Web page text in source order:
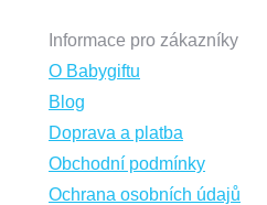
Informace pro zákazníky
O Babygiftu
Blog
Doprava a platba
Obchodní podmínky
Ochrana osobních údajů